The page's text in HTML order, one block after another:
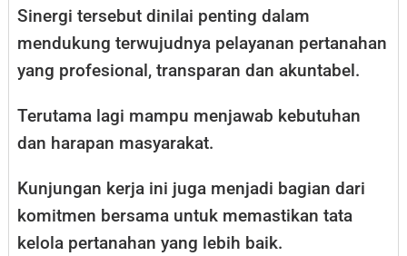
Sinergi tersebut dinilai penting dalam
mendukung terwujudnya pelayanan pertanahan
yang profesional, transparan dan akuntabel.
Terutama lagi mampu menjawab kebutuhan
dan harapan masyarakat.
Kunjungan kerja ini juga menjadi bagian dari
komitmen bersama untuk memastikan tata
kelola pertanahan yang lebih baik.